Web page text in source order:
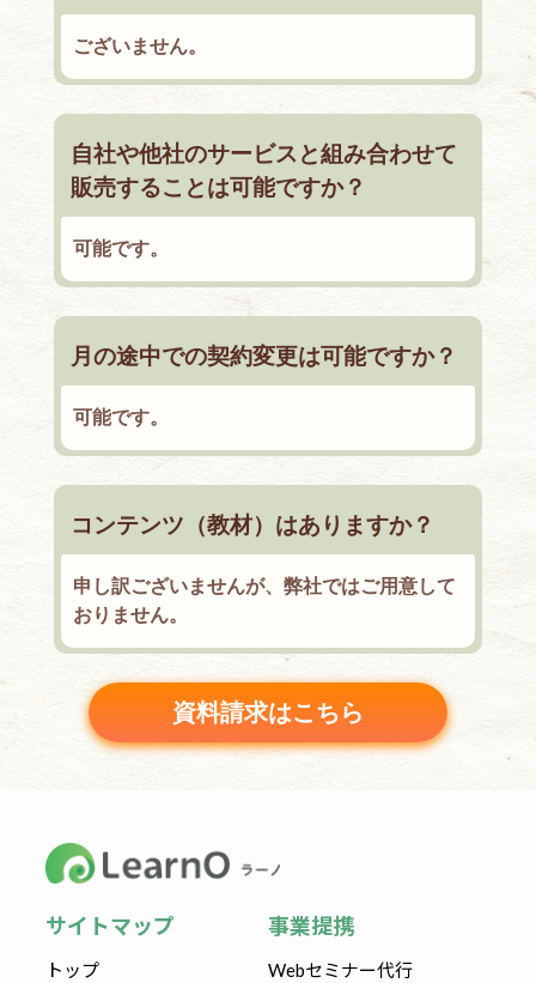
ございません。
自社や他社のサービスと組み合わせて
販売することは可能ですか？
可能です。
月の途中での契約変更は可能ですか？
可能です。
コンテンツ（教材）はありますか？
申し訳ございませんが、弊社ではご用意して
おりません。
資料請求はこちら
サイトマップ
トップ
事業提携
Webセミナー代行